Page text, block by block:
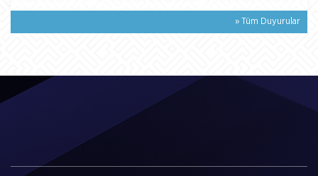
» Tüm Duyurular